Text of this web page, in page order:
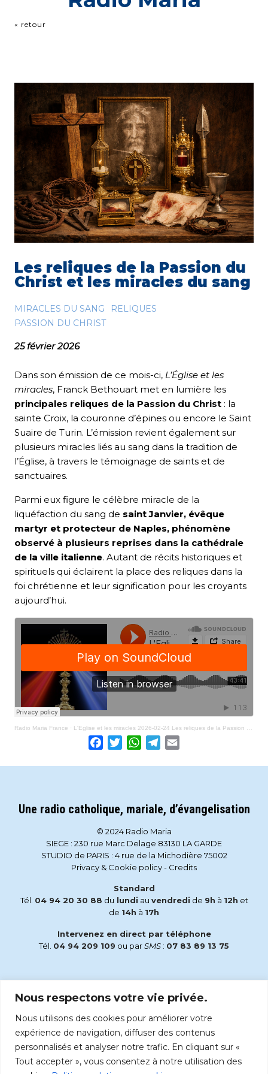
Nous respectons votre vie privée.
Nous utilisons des cookies pour améliorer votre
expérience de navigation, diffuser des contenus
personnalisés et analyser notre trafic. En cliquant sur «
Tout accepter », vous consentez à notre utilisation des
« retour
Les reliques de la Passion du
Christ et les miracles du sang
MIRACLES DU SANG
RELIQUES
PASSION DU CHRIST
25 février 2026
Dans son émission de ce mois-ci, L’Église et les
miracles, Franck Bethouart met en lumière les
principales reliques de la Passion du Christ : la
sainte Croix, la couronne d’épines ou encore le Saint
Suaire de Turin. L’émission revient également sur
plusieurs miracles liés au sang dans la tradition de
l’Église, à travers le témoignage de saints et de
sanctuaires.
Parmi eux figure le célèbre miracle de la
liquéfaction du sang de saint Janvier, évêque
martyr et protecteur de Naples, phénomène
observé à plusieurs reprises dans la cathédrale
de la ville italienne. Autant de récits historiques et
spirituels qui éclairent la place des reliques dans la
foi chrétienne et leur signification pour les croyants
aujourd’hui.
Radio Maria France · L'Eglise et les miracles 2026-02-24 Les reliques de la Passion du Christ
Facebook
TwitterWhatsApp
Telegram
Une radio catholique, mariale, d’évangelisation
© 2024 Radio Maria
SIEGE : 230 rue Marc Delage 83130 LA GARDE
STUDIO de PARIS : 4 rue de la Michodière 75002
Privacy & Cookie policy- Credits
Standard
Tél. 04 94 20 30 88 du lundi au vendredi de 9h à 12h et
de 14h à 17h
Intervenez en direct par téléphone
Tél. 04 94 209 109 ou parSMS : 07 83 89 13 75
accueil@radiomaria.fr
Écoutez Radio Maria sur :